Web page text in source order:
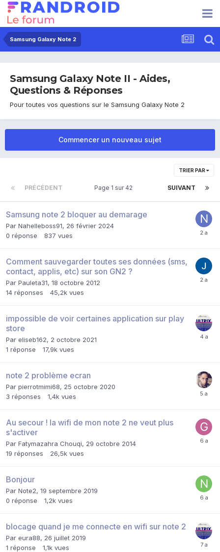
Samsung Galaxy Note 2
Samsung Galaxy Note II - Aides,
Questions & Réponses
Pour toutes vos questions sur le Samsung Galaxy Note 2
Commencer un nouveau sujet
TRIER PAR
PRÉCÉDENT SUIVANT
Page 1 sur 42
Samsung note 2 bloquer au demarage
Par Nahelleboss91, 26 février 2024
0 réponse 837 vues
Comment sauvegarder toutes ses données (sms,
contact, applis, etc) sur son GN2 ?
Par Pauleta31, 18 octobre 2012
14 réponses 45,2k vues
impossible de voir certaines application sur play
store
Par eliseb162, 2 octobre 2021
1 réponse 17,9k vues
note 2 problème ecran
Par pierrotmimi68, 25 octobre 2020
3 réponses 1,4k vues
Au secour ! la wifi de mon note 2 ne veut plus
s'activer
Par Fatymazahra Chouqi, 29 octobre 2014
19 réponses 26,5k vues
Bonjour
Par Note2, 19 septembre 2019
0 réponse 1,2k vues
blocage quand je me connecte en wifi sur note 2
Par eura88, 26 juillet 2019
1 réponse 1,1k vues